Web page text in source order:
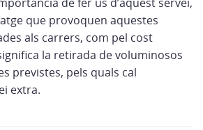
que provoquen aquestes
als carrers, com pel cost
la retirada de voluminosos
previstes, pels quals cal
extra.